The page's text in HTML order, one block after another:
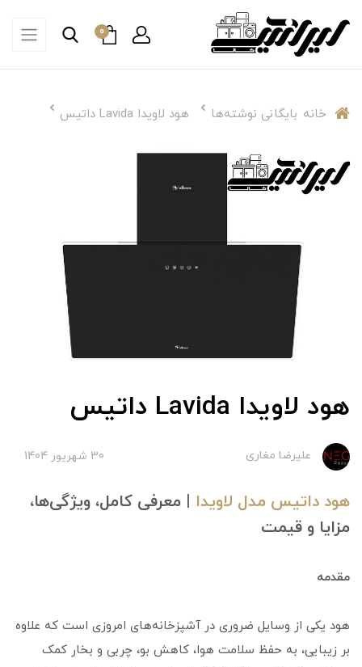
0
خانه بایگانی نوشته‌ها هود لاویدا Lavida داتیس
هود لاویدا Lavida داتیس
علیرضا مغاری 30 شهریور 1404
هود داتیس مدل لاویدا | معرفی کامل، ویژگی‌ها،
مزایا و قیمت
مقدمه
هود یکی از وسایل ضروری در آشپزخانه‌های امروزی است که علاوه
بر زیبایی، به حفظ سلامت هوا، کاهش بو، چربی و بخار کمک